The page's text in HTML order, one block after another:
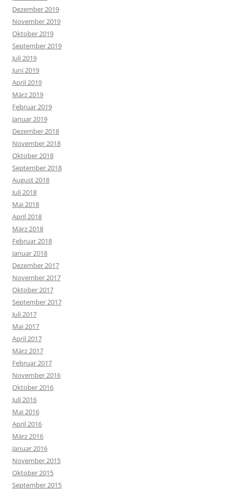
Dezember 2019
November 2019
Oktober 2019
September 2019
Juli 2019
Juni 2019
April 2019
März 2019
Februar 2019
Januar 2019
Dezember 2018
November 2018
Oktober 2018
September 2018
August 2018
Juli 2018
Mai 2018
April 2018
März 2018
Februar 2018
Januar 2018
Dezember 2017
November 2017
Oktober 2017
September 2017
Juli 2017
Mai 2017
April 2017
März 2017
Februar 2017
November 2016
Oktober 2016
Juli 2016
Mai 2016
April 2016
März 2016
Januar 2016
November 2015
Oktober 2015
September 2015